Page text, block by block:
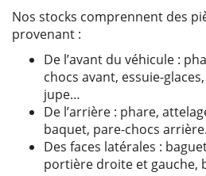
Nos stocks comprennent des
provenant :
De l’avant du véhicule :
chocs avant, essuie-
jupe…
De l’arrière : phare,
baquet, pare-chocs
Des faces latérales :
portière droite et gauche,